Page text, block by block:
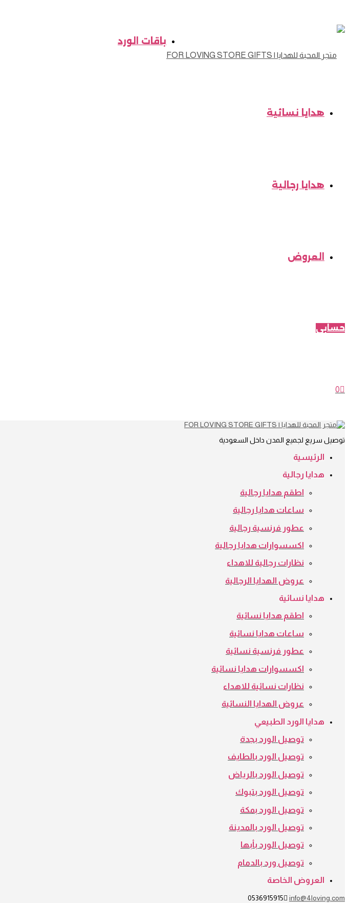
باقات الورد
هدايا نسائية
هدايا رجالية
العروض
حسابي
0
توصيل سريع لجميع المدن داخل السعودية
الرئيسية
هدايا رجالية
اطقم هدايا رجالية
ساعات هدايا رجالية
عطور فرنسية رجالية
اكسسوارات هدايا رجالية
نظارات رجالية للاهداء
عروض الهدايا الرجالية
هدايا نسائية
اطقم هدايا نسائية
ساعات هدايا نسائية
عطور فرنسية نسائية
اكسسوارات هدايا نسائية
نظارات نسائية للاهداء
عروض الهدايا النسائية
هدايا الورد الطبيعي
توصيل الورد بجدة
توصيل الورد بالطايف
توصيل الورد بالرياض
توصيل الورد بتبوك
توصيل الورد بمكة
توصيل الورد بالمدينة
توصيل الورد بأبها
توصيل ورد بالدمام
العروض الخاصة
0536915915
info@4loving.com